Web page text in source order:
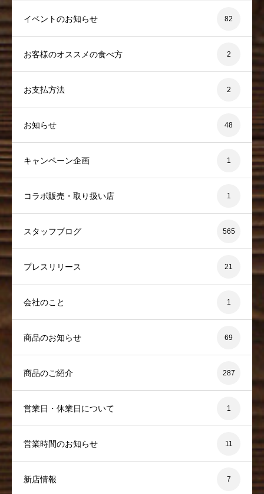
イベントのお知らせ 82
お客様のオススメの食べ方 2
お支払方法 2
お知らせ 48
キャンペーン企画 1
コラボ販売・取り扱い店 1
スタッフブログ 565
プレスリリース 21
会社のこと 1
商品のお知らせ 69
商品のご紹介 287
営業日・休業日について 1
営業時間のお知らせ 11
新店情報 7